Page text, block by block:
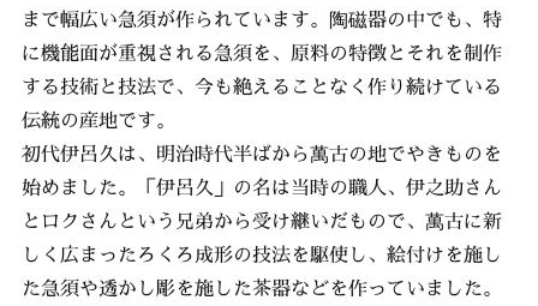
まで幅広い急須が作られています。陶磁器の中でも、特
に機能面が重視される急須を、原料の特徴とそれを制作
する技術と技法で、今も絶えることなく作り続けている
伝統の産地です。
初代伊呂久は、明治時代半ばから萬古の地でやきものを
始めました。「伊呂久」の名は当時の職人、伊之助さん
とロクさんという兄弟から受け継いだもので、萬古に新
しく広まったろくろ成形の技法を駆使し、絵付けを施し
た急須や透かし彫を施した茶器などを作っていました。